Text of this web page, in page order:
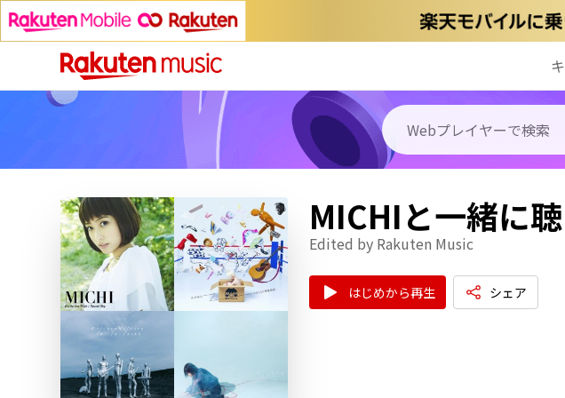
MICHIと一緒に
Edited by Rakuten Music
はじめから再生 シェア